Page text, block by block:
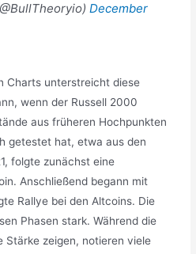
December
Charts unterstreicht diese
wenn der Russell 2000
aus früheren Hochpunkten
getestet hat, etwa aus den
folgte zunächst eine
Anschließend begann mit
Rallye bei den Altcoins. Die
Phasen stark. Während die
Stärke zeigen, notieren viele